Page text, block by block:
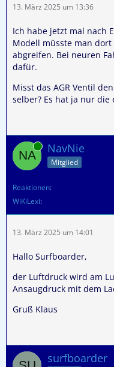
13. März 2025 um 13:36
Ich habe jetzt mal nach
Modell müsste man
abgreifen. Bei neuren
dafür.
Misst das AGR Ventil
selber? Es hat ja nur die
Online NavNie
Mitglied
Reaktionen
WiKiLexi
13. März 2025 um 14:01
Hallo Surfboarder,
der Luftdruck wird am
Ansaugdruck mit dem
Gruß Klaus
surfboarder